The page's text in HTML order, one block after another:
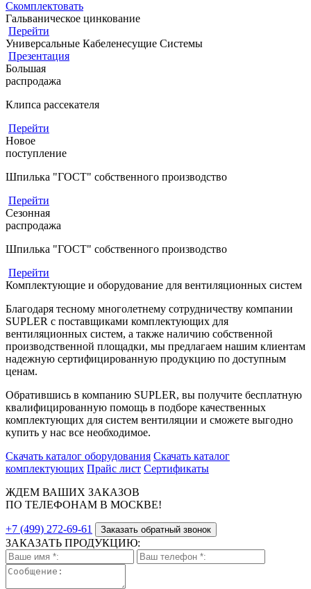
Скомплектовать
Гальваническое цинкование
Перейти
Универсальные Кабеленесущие Системы
Презентация
Большая
распродажа
Клипса рассекателя
Перейти
Новое
поступление
Шпилька "ГОСТ" собственного производство
Перейти
Сезонная
распродажа
Шпилька "ГОСТ" собственного производство
Перейти
Комплектующие и оборудование для вентиляционных систем
Благодаря тесному многолетнему сотрудничеству компании
SUPLER с поставщиками комплектующих для
вентиляционных систем, а также наличию собственной
производственной площадки, мы предлагаем нашим клиентам
надежную сертифицированную продукцию по доступным
ценам.
Обратившись в компанию SUPLER, вы получите бесплатную
квалифицированную помощь в подборе качественных
комплектующих для систем вентиляции и сможете выгодно
купить у нас все необходимое.
Скачать каталог оборудования Скачать каталог
комплектующих Прайс лист Сертификаты
ЖДЕМ ВАШИХ ЗАКАЗОВ
ПО ТЕЛЕФОНАМ В МОСКВЕ!
+7 (499) 272-69-61 Заказать обратный звонок
ЗАКАЗАТЬ ПРОДУКЦИЮ: